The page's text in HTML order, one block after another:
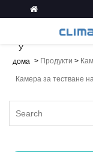
У
дома > Продукти >
Камера за тестване